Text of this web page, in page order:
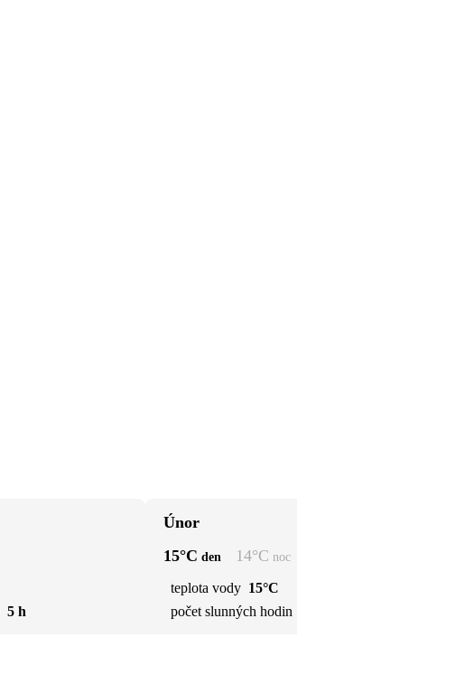
5 h
Únor
15°C den 14°C noc
teplota vody 15°C
počet slunných hodin